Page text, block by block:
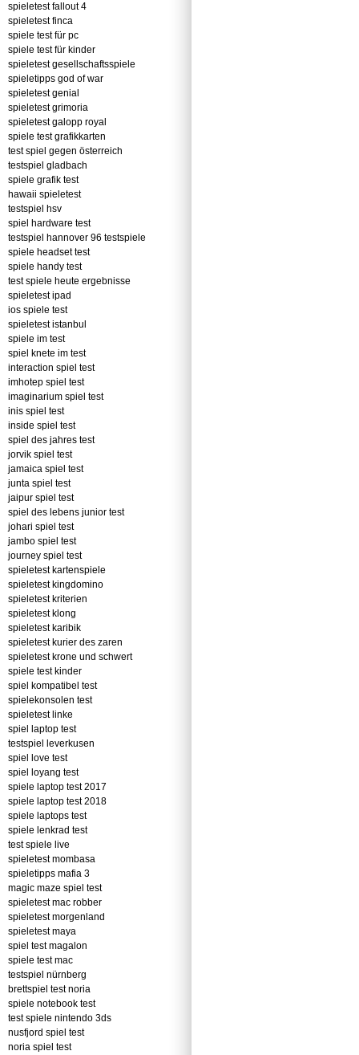
spieletest fallout 4
spieletest finca
spiele test für pc
spiele test für kinder
spieletest gesellschaftsspiele
spieletipps god of war
spieletest genial
spieletest grimoria
spieletest galopp royal
spiele test grafikkarten
test spiel gegen österreich
testspiel gladbach
spiele grafik test
hawaii spieletest
testspiel hsv
spiel hardware test
testspiel hannover 96 testspiele
spiele headset test
spiele handy test
test spiele heute ergebnisse
spieletest ipad
ios spiele test
spieletest istanbul
spiele im test
spiel knete im test
interaction spiel test
imhotep spiel test
imaginarium spiel test
inis spiel test
inside spiel test
spiel des jahres test
jorvik spiel test
jamaica spiel test
junta spiel test
jaipur spiel test
spiel des lebens junior test
johari spiel test
jambo spiel test
journey spiel test
spieletest kartenspiele
spieletest kingdomino
spieletest kriterien
spieletest klong
spieletest karibik
spieletest kurier des zaren
spieletest krone und schwert
spiele test kinder
spiel kompatibel test
spielekonsolen test
spieletest linke
spiel laptop test
testspiel leverkusen
spiel love test
spiel loyang test
spiele laptop test 2017
spiele laptop test 2018
spiele laptops test
spiele lenkrad test
test spiele live
spieletest mombasa
spieletipps mafia 3
magic maze spiel test
spieletest mac robber
spieletest morgenland
spieletest maya
spiel test magalon
spiele test mac
testspiel nürnberg
brettspiel test noria
spiele notebook test
test spiele nintendo 3ds
nusfjord spiel test
noria spiel test